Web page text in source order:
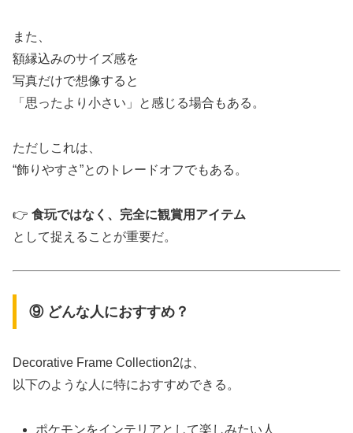
また、
額縁込みのサイズ感を
写真だけで想像すると
「思ったより小さい」と感じる場合もある。
ただしこれは、
“飾りやすさ”とのトレードオフでもある。
👉 食玩ではなく、完全に観賞用アイテム
として捉えることが重要だ。
⑨ どんな人におすすめ？
Decorative Frame Collection2は、
以下のような人に特におすすめできる。
ポケモンをインテリアとして楽しみたい人